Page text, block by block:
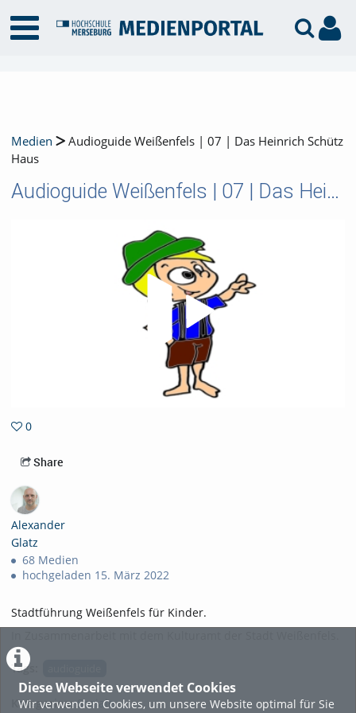
Diese Webseite verwendet Cookies
Wir verwenden Cookies, um unsere Website optimal für Sie
Medien
Audioguide Weißenfels | 07 | Das Heinrich Schütz
Haus
Audioguide Weißenfels | 07 | Das Heinrich Schütz Haus
0
Share
Alexander
Glatz
68 Medien
hochgeladen 15. März 2022
Stadtführung Weißenfels für Kinder.
Tags:
Kategorien: Soziale